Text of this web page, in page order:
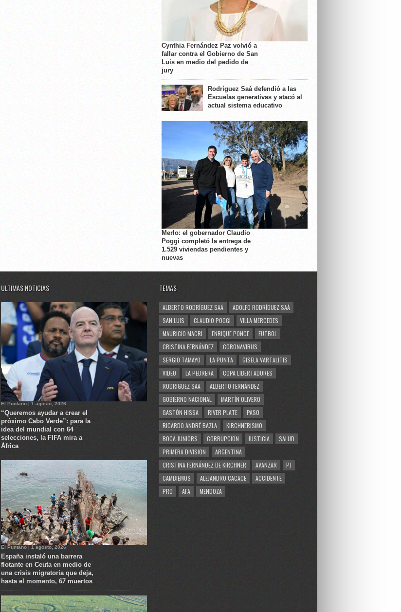
Cynthia Fernández Paz volvió a
fallar contra el Gobierno de San
Luis en medio del pedido de
jury
Rodríguez Saá defendió a las
Escuelas generativas y atacó al
actual sistema educativo
Merlo: el gobernador Claudio
Poggi completó la entrega de
1.529 viviendas pendientes y
nuevas
ULTIMAS NOTICIAS
El Puntano | 1 agosto, 2026
“Queremos ayudar a crear el
próximo Cabo Verde”: para la
idea del mundial con 64
selecciones, la FIFA mira a
África
El Puntano | 1 agosto, 2026
España instaló una barrera
flotante en Ceuta en medio de
una crisis migratoria que deja,
hasta el momento, 67 muertos
TEMAS
ALBERTO RODRÍGUEZ SAÁ
ADOLFO RODRÍGUEZ SAÁ
SAN LUIS
CLAUDIO POGGI
VILLA MERCEDES
MAURICIO MACRI
ENRIQUE PONCE
FUTBOL
CRISTINA FERNÁNDEZ
CORONAVIRUS
SERGIO TAMAYO
LA PUNTA
GISELA VARTALITIS
VIDEO
LA PEDRERA
COPA LIBERTADORES
RODRIGUEZ SAA
ALBERTO FERNÁNDEZ
GOBIERNO NACIONAL
MARTÍN OLIVERO
GASTÓN HISSA
RIVER PLATE
PASO
RICARDO ANDRÉ BAZLA
KIRCHNERISMO
BOCA JUNIORS
CORRUPCION JUSTICIA
SALUD
PRIMERA DIVISION
ARGENTINA
CRISTINA FERNÁNDEZ DE KIRCHNER
AVANZAR
PJ
CAMBIEMOS
ALEJANDRO CACACE
ACCIDENTE
PRO
AFA MENDOZA